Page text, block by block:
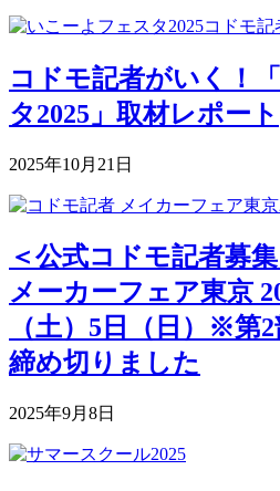
コドモ記者がいく！
タ2025」取材レポート
2025年10月21日
＜公式コドモ記者募
メーカーフェア東京
（土）5日（日）※第
締め切りました
2025年9月8日